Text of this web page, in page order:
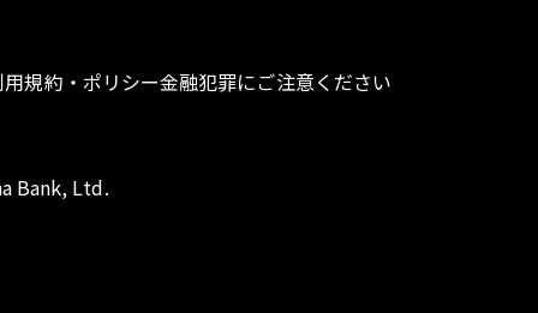
用規約・ポリシー金融犯罪にご注意ください
Bank, Ltd.